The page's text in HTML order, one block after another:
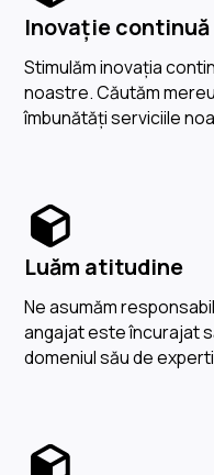
Inovație continuă
Stimulăm inovația
noastre. Căutăm
îmbunătăți serviciile
Luăm atitudine
Ne asumăm
angajat este încurajat
domeniul său de